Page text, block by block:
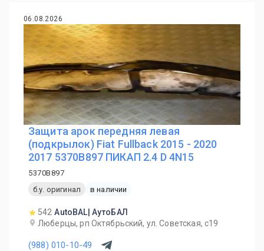
06.08.2026
Защита арок передняя левая
(подкрылок) Fiat Fullback 2015 - 2020
2017 5370B897 ПИКАП 2.4 D 4N15
5370B897
б.у. оригинал
в наличии
542 AutoBAL| АутоБАЛ
Люберцы, рп Октябрьский, ул. Советская, с19
(988) 010-10-49